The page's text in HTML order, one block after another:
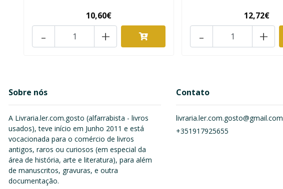
10,60€
+
-
12,72€
+
-
Sobre nós
A Livraria.ler.com.gosto (alfarrabista - livros
usados), teve início em Junho 2011 e está
vocacionada para o comércio de livros
antigos, raros ou curiosos (em especial da
área de história, arte e literatura), para além
de manuscritos, gravuras, e outra
documentação.
Contato
livraria.ler.com.gosto@gmail.com
+351917925655